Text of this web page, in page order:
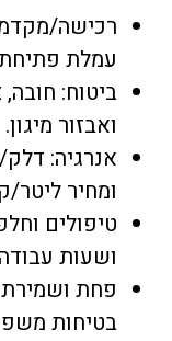
רכישה/
עמלת פתיחת
ביטוח:
ואבזור מיגון.
ומחיר ליטר/
טיפולים
ושעות
פחת ושמירת
בטיחות